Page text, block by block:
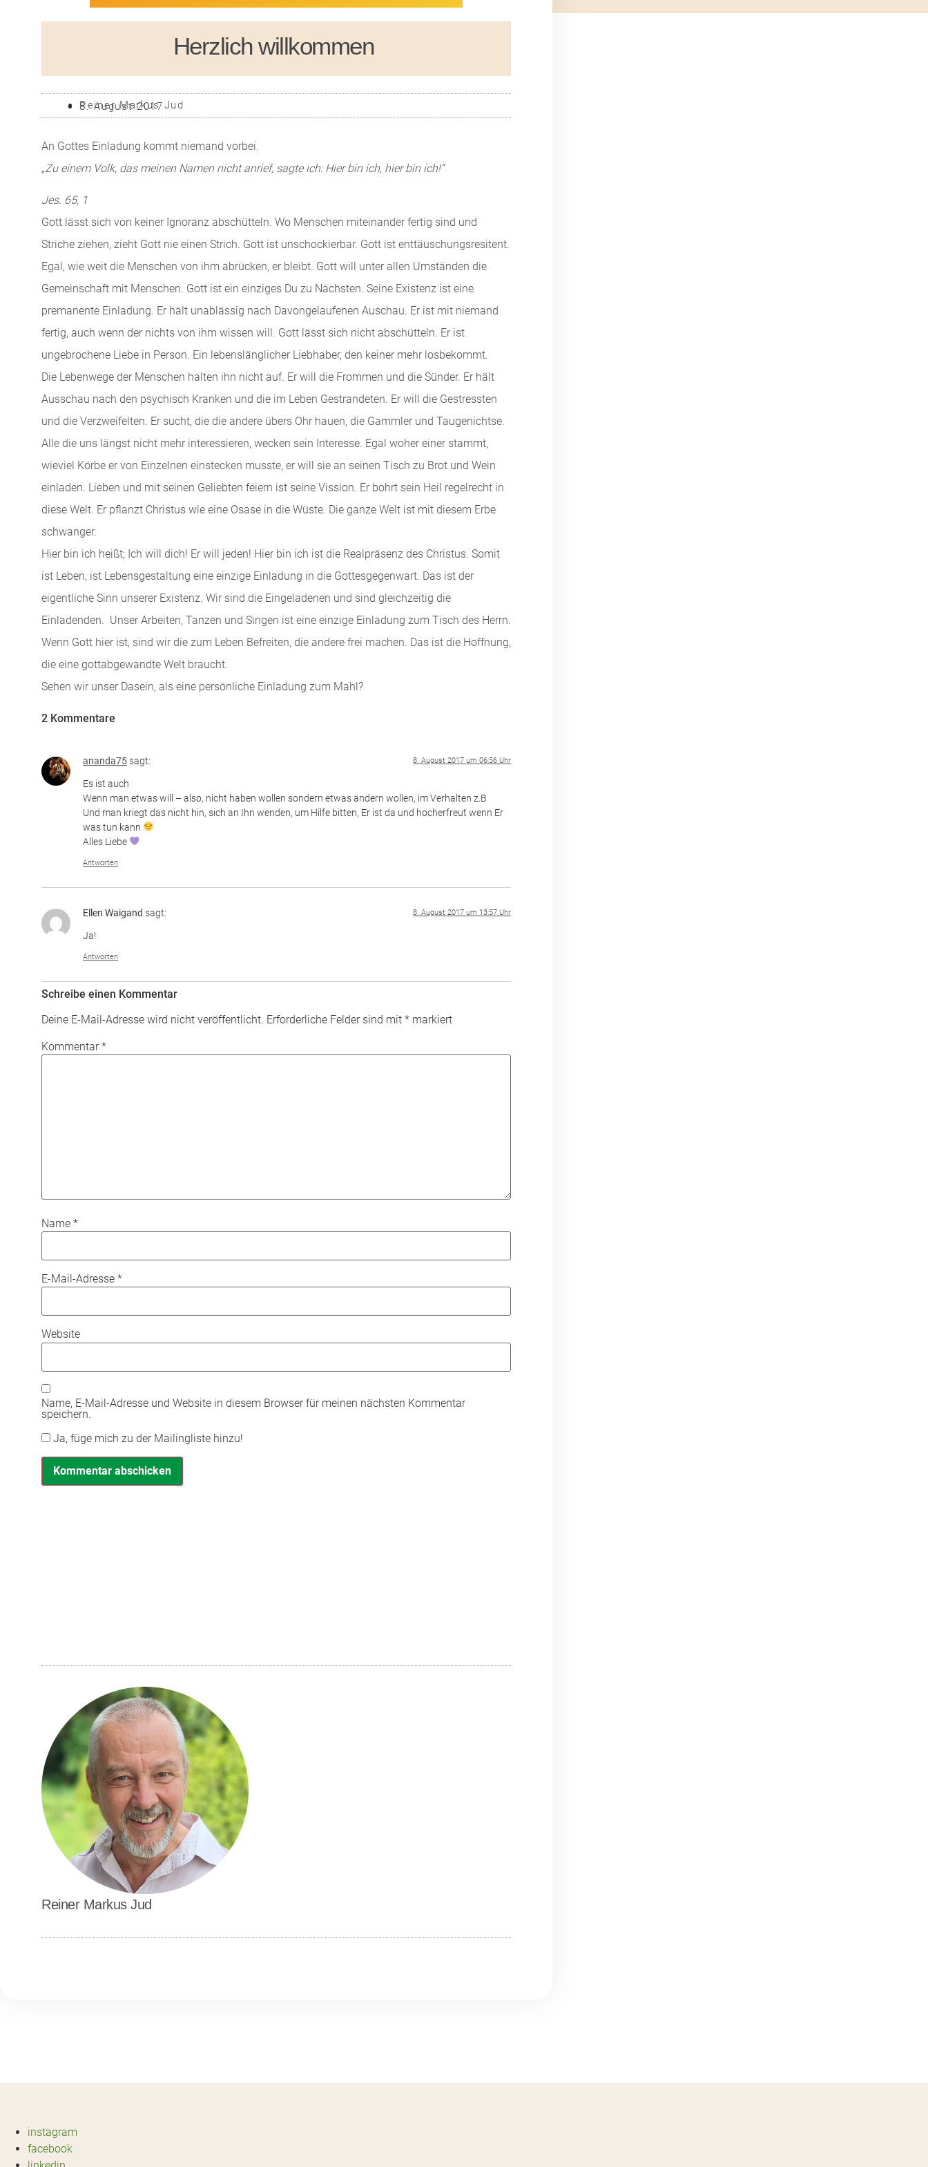
Herzlich willkommen
Reiner Markus Jud
8. August 2017
An Gottes Einladung kommt niemand vorbei.
„Zu einem Volk, das meinen Namen nicht anrief, sagte ich: Hier bin ich, hier bin ich!“
Jes. 65, 1
Gott lässt sich von keiner Ignoranz abschütteln. Wo Menschen miteinander fertig sind und
Striche ziehen, zieht Gott nie einen Strich. Gott ist unschockierbar. Gott ist enttäuschungsresitent.
Egal, wie weit die Menschen von ihm abrücken, er bleibt. Gott will unter allen Umständen die
Gemeinschaft mit Menschen. Gott ist ein einziges Du zu Nächsten. Seine Existenz ist eine
premanente Einladung. Er hält unablässig nach Davongelaufenen Auschau. Er ist mit niemand
fertig, auch wenn der nichts von ihm wissen will. Gott lässt sich nicht abschütteln. Er ist
ungebrochene Liebe in Person. Ein lebenslänglicher Liebhaber, den keiner mehr losbekommt.
Die Lebenwege der Menschen halten ihn nicht auf. Er will die Frommen und die Sünder. Er hält
Ausschau nach den psychisch Kranken und die im Leben Gestrandeten. Er will die Gestressten
und die Verzweifelten. Er sucht, die die andere übers Ohr hauen, die Gammler und Taugenichtse.
Alle die uns längst nicht mehr interessieren, wecken sein Interesse. Egal woher einer stammt,
wieviel Körbe er von Einzelnen einstecken musste, er will sie an seinen Tisch zu Brot und Wein
einladen. Lieben und mit seinen Geliebten feiern ist seine Vission. Er bohrt sein Heil regelrecht in
diese Welt. Er pflanzt Christus wie eine Osase in die Wüste. Die ganze Welt ist mit diesem Erbe
schwanger.
Hier bin ich heißt; Ich will dich! Er will jeden! Hier bin ich ist die Realpräsenz des Christus. Somit
ist Leben, ist Lebensgestaltung eine einzige Einladung in die Gottesgegenwart. Das ist der
eigentliche Sinn unserer Existenz. Wir sind die Eingeladenen und sind gleichzeitig die
Einladenden. Unser Arbeiten, Tanzen und Singen ist eine einzige Einladung zum Tisch des Herrn.
Wenn Gott hier ist, sind wir die zum Leben Befreiten, die andere frei machen. Das ist die Hoffnung,
die eine gottabgewandte Welt braucht.
Sehen wir unser Dasein, als eine persönliche Einladung zum Mahl?
2 Kommentare
ananda75sagt: 8. August 2017 um 06:56 Uhr
Es ist auch
Wenn man etwas will – also, nicht haben wollen sondern etwas ändern wollen, im Verhalten z.B
Und man kriegt das nicht hin, sich an Ihn wenden, um Hilfe bitten, Er ist da und hocherfreut wenn Er
was tun kann
Alles Liebe
Antworten
Ellen Waigand sagt: 8. August 2017 um 13:57 Uhr
Ja!
Antworten
Schreibe einen Kommentar
Deine E-Mail-Adresse wird nicht veröffentlicht. Erforderliche Felder sind mit * markiert
Kommentar*
Name *
E-Mail-Adresse *
Website
Name, E-Mail-Adresse und Website in diesem Browser für meinen nächsten Kommentar
speichern.
Ja, füge mich zu der Mailingliste hinzu!
Reiner Markus Jud
instagram
facebook